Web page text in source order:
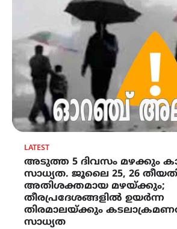
LATEST
അടുത്ത 5 ദിവസം മഴക്കും
സാധ്യത. ജൂലൈ 25, 26
അതിശക്തമായ മഴയ്ക്കും;
തീരപ്രദേശങ്ങളിൽ ഉയർന്ന
തിരമാലയ്ക്കും
സാധ്യത